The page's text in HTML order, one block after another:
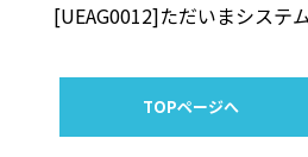
[UEAG0012]ただいまシステ
TOPページへ